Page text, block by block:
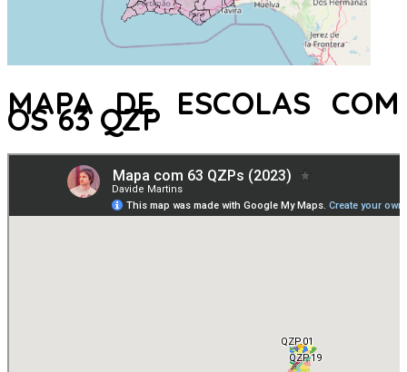
MAPA DE ESCOLAS COM
OS 63 QZP